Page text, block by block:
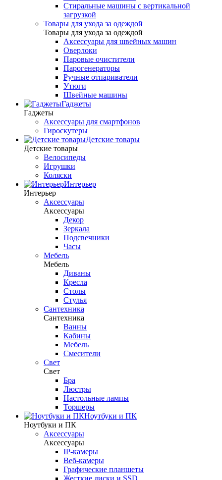
Стиральные машины с вертикальной
загрузкой
Товары для ухода за одеждой
Товары для ухода за одеждой
Аксессуары для швейных машин
Оверлоки
Паровые очистители
Парогенераторы
Ручные отпариватели
Утюги
Швейные машины
Гаджеты
Гаджеты
Аксессуары для смартфонов
Гироскутеры
Детские товары
Детские товары
Велосипеды
Игрушки
Коляски
Интерьер
Интерьер
Аксессуары
Аксессуары
Декор
Зеркала
Подсвечники
Часы
Мебель
Мебель
Диваны
Кресла
Столы
Стулья
Сантехника
Сантехника
Ванны
Кабины
Мебель
Смесители
Свет
Свет
Бра
Люстры
Настольные лампы
Торшеры
Ноутбуки и ПК
Ноутбуки и ПК
Аксессуары
Аксессуары
IP-камеры
Веб-камеры
Графические планшеты
Жесткие диски и SSD